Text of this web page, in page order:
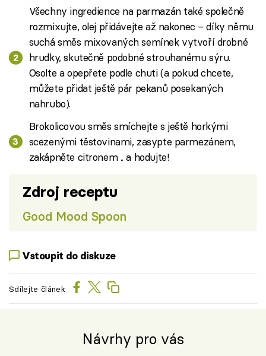
Všechny ingredience na parmazán také společně
rozmixujte, olej přidávejte až nakonec – díky němu
suchá směs mixovaných semínek vytvoří drobné
hrudky, skutečně podobné strouhanému sýru.
Osolte a opepřete podle chuti (a pokud chcete,
můžete přidat ještě pár pekanů posekaných
nahrubo).
Brokolicovou směs smíchejte s ještě horkými
scezenými těstovinami, zasypte parmezánem,
zakápněte citronem .. a hodujte!
Zdroj receptu
Good Mood Spoon
Vstoupit do diskuze
Sdílejte článek
Návrhy pro vás